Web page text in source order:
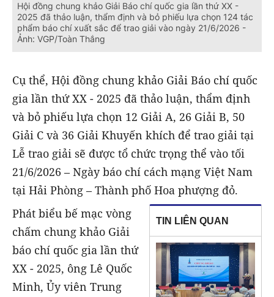
Hội đồng chung khảo Giải Báo chí quốc gia lần thứ XX -
2025 đã thảo luận, thẩm định và bỏ phiếu lựa chọn 124 tác
phẩm báo chí xuất sắc để trao giải vào ngày 21/6/2026 -
Ảnh: VGP/Toàn Thắng
Cụ thể, Hội đồng chung khảo Giải Báo chí quốc
gia lần thứ XX - 2025 đã thảo luận, thẩm định
và bỏ phiếu lựa chọn 12 Giải A, 26 Giải B, 50
Giải C và 36 Giải Khuyến khích để trao giải tại
Lễ trao giải sẽ được tổ chức trọng thể vào tối
21/6/2026 – Ngày báo chí cách mạng Việt Nam
tại Hải Phòng – Thành phố Hoa phượng đỏ.
TIN LIÊN QUAN
Phát biểu bế mạc vòng
chấm chung khảo Giải
báo chí quốc gia lần thứ
XX - 2025, ông Lê Quốc
Minh, Ủy viên Trung